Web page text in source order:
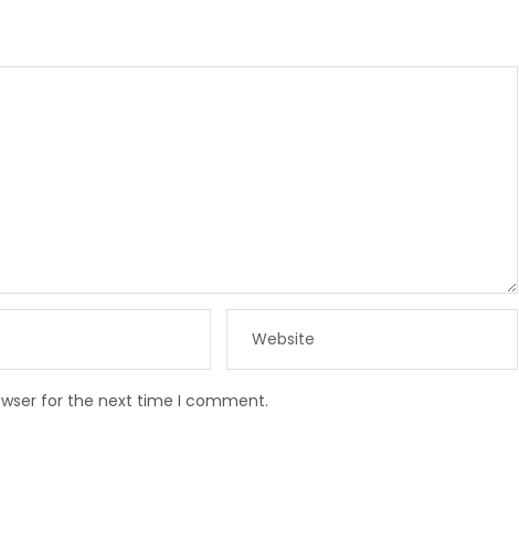
for the next time I comment.